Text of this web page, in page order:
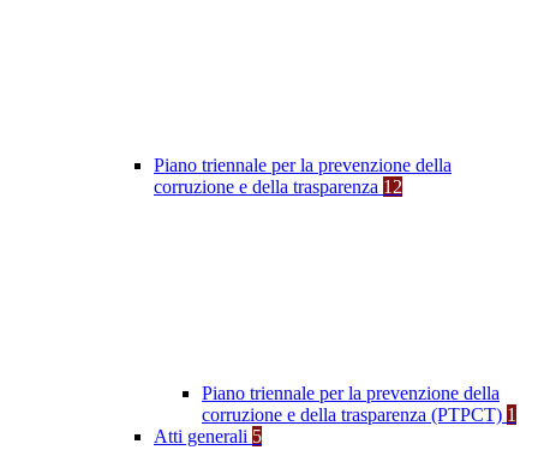
Piano triennale per la prevenzione della
corruzione e della trasparenza 12
Piano triennale per la prevenzione della
corruzione e della trasparenza (PTPCT) 1
Atti generali 5